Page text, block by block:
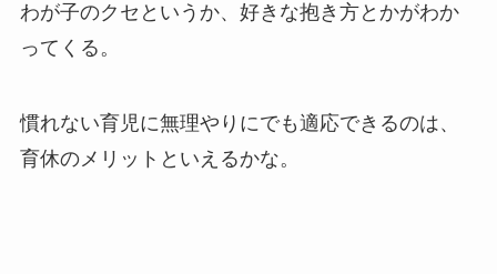
わが子のクセというか、好きな抱き方とかがわか
ってくる。
慣れない育児に無理やりにでも適応できるのは、
育休のメリットといえるかな。